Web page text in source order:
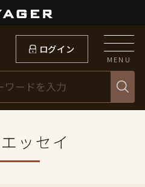
ログイン
MENU
ッセイ